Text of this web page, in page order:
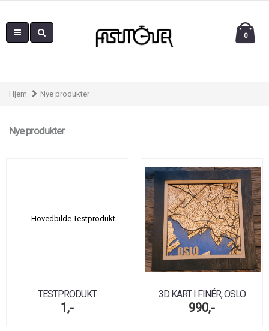
0
Hjem Nye produkter
Nye produkter
TESTPRODUKT
1,-
3D KART I FINÉR, OSLO
990,-